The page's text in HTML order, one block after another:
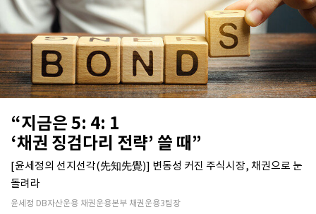
“지금은 5: 4: 1
‘채권 징검다리 전략’ 쓸 때”
[윤세정의 선지선각(先知先覺)] 변동성 커진 주식시장, 채권으로 눈
돌려라
윤세정 DB자산운용 채권운용본부 채권운용3팀장